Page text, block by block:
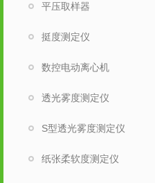
平压取样器
挺度测定仪
数控电动离心机
透光雾度测定仪
S型透光雾度测定仪
纸张柔软度测定仪